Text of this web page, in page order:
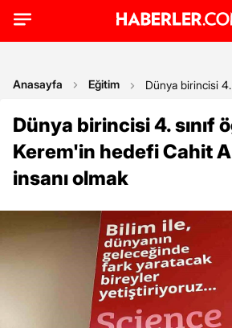
Anasayfa Eğitim Dünya birincisi
Dünya birincisi 4. sınıf
Kerem'in hedefi Cahit
insanı olmak